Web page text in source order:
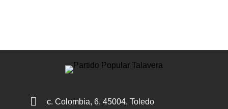
 c. Colombia, 6, 45004, Toledo